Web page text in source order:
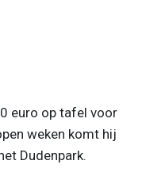
euro op tafel voor
weken komt hij
Dudenpark.